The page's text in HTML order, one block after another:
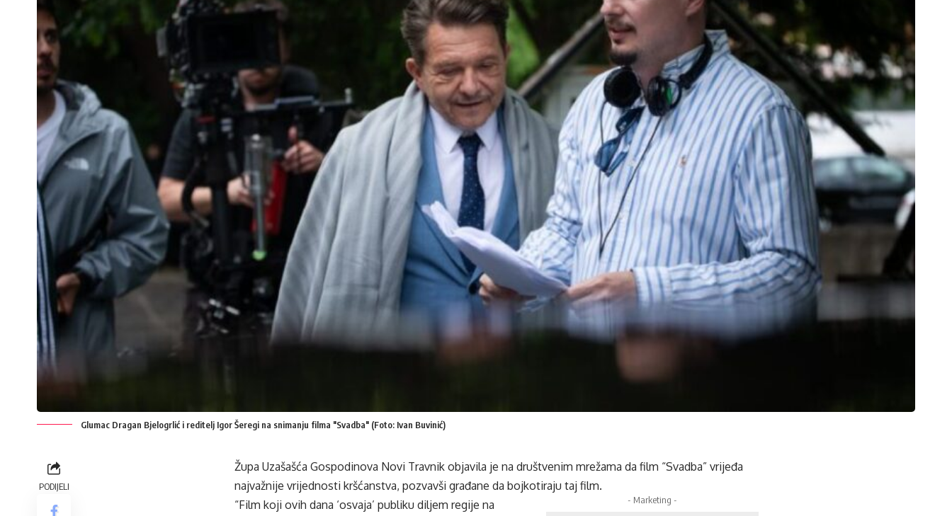
Glumac Dragan Bjelogrlić i reditelj Igor Šeregi na snimanju filma "Svadba" (Foto: Ivan Buvinić)
PODIJELI
Župa Uzašašća Gospodinova Novi Travnik objavila je na društvenim mrežama da film “Svadba” vrijeđa
najvažnije vrijednosti kršćanstva, pozvavši građane da bojkotiraju taj film.
- Marketing -
“Film koji ovih dana ‘osvaja’ publiku diljem regije na